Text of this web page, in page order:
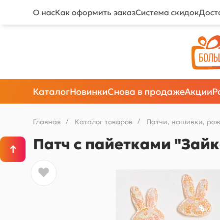
О насКак оформить заказСистема скидок
КаталогНовинкиСнова в продажеАкции
Главная / Каталог товаров / Патчи, нашивки,
Патч с пайетками